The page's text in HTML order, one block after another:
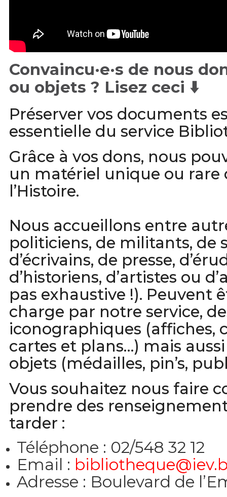
Convaincu·e·s de nous
ou objets ? Lisez ceci ⬇️
Préserver vos documents
essentielle du service
Grâce à vos dons, nous
un matériel unique ou rare
l’Histoire.
Nous accueillons entre
politiciens, de militants, de
d’écrivains, de presse,
d’historiens, d’artistes ou
pas exhaustive !). Peuvent
charge par notre service,
iconographiques (affiches,
cartes et plans…) mais
objets (médailles, pin’s,
Vous souhaitez nous faire
prendre des
tarder :
Téléphone : 02/548 32 12
Email :
Adresse : Boulevard de